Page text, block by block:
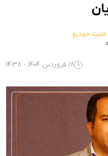
مثبت خودرو
18 فروردین 1404 - 14:38